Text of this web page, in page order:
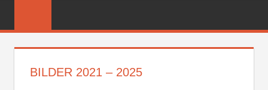
FEUERWEHR
BILDER 2021 – 2025